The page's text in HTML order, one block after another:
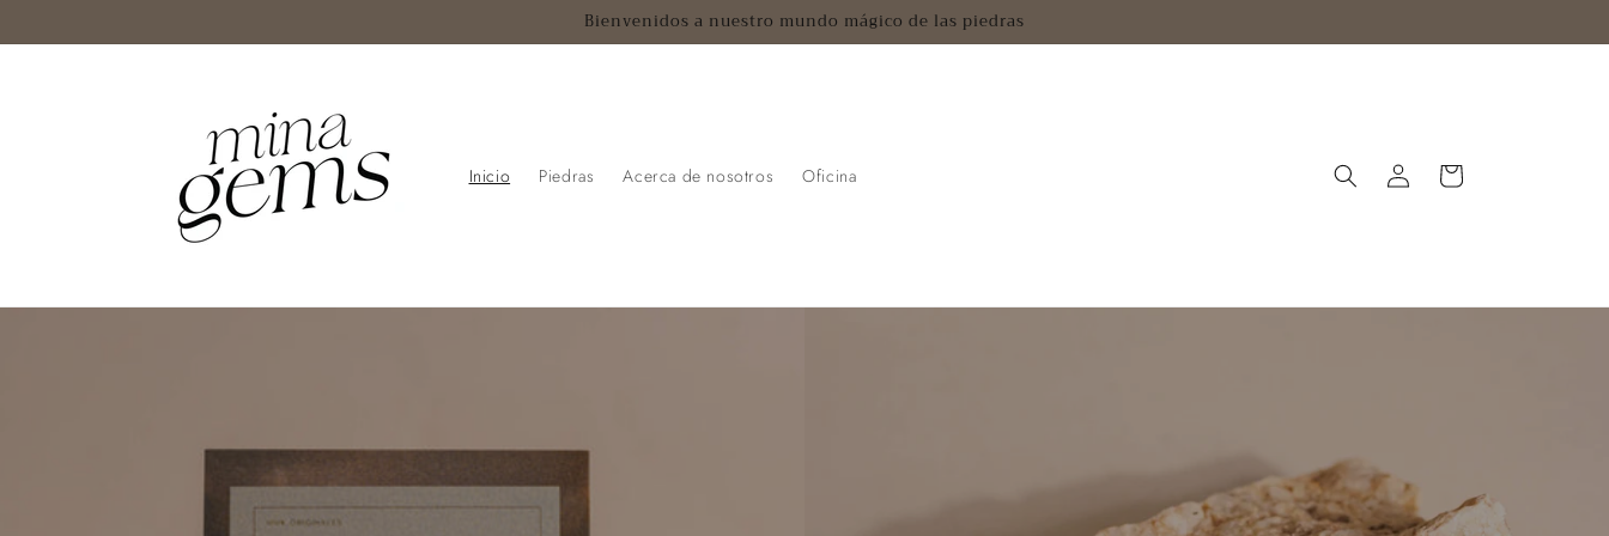
al contenido
Bienvenidos a nuestro mundo mágico de las piedras
Inicio Piedras Acerca de nosotros Oficina
Iniciar
sesión
Carrito